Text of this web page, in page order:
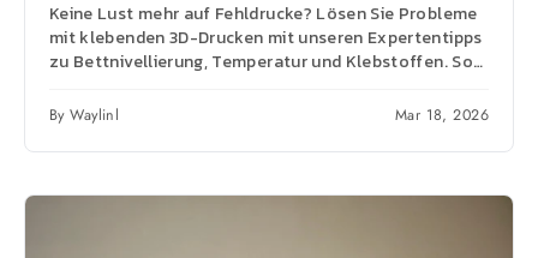
Keine Lust mehr auf Fehldrucke? Lösen Sie Probleme
mit klebenden 3D-Drucken mit unseren Expertentipps
zu Bettnivellierung, Temperatur und Klebstoffen. So
By Waylinl Mar 18, 2026